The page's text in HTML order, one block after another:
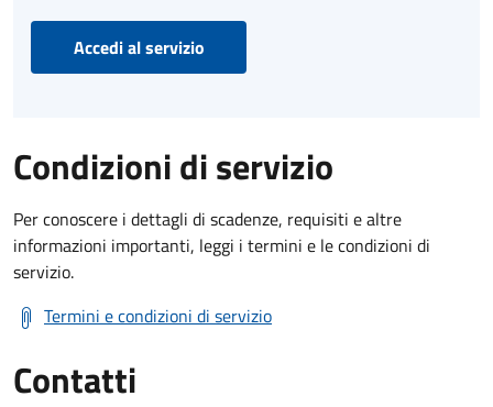
Accedi al servizio
Condizioni di servizio
Per conoscere i dettagli di scadenze, requisiti e altre
informazioni importanti, leggi i termini e le condizioni di
servizio.
Termini e condizioni di servizio
Contatti